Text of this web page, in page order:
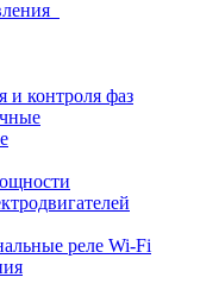
и контроля фаз
реле Wi-Fi